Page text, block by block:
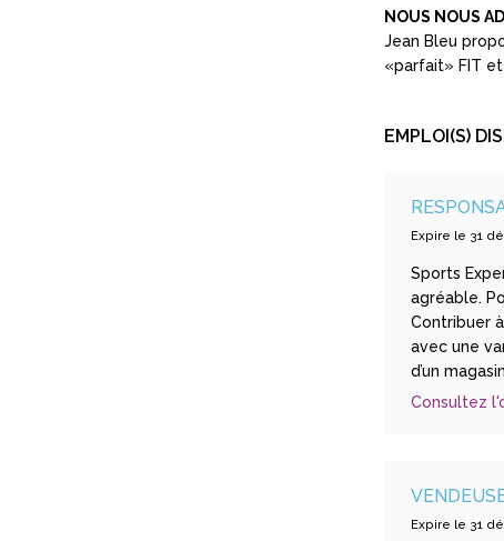
NOUS NOUS
Jean Bleu
«parfait» FIT et
EMPLOI(S)
Expire le 31
Sports
agréable.
Contribuer
avec une
d’un
Consultez
Expire le 31